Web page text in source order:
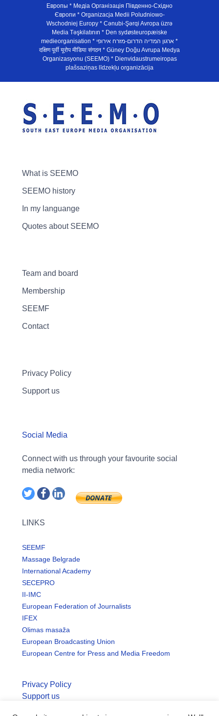
Европы * Медiа Органiзацiя Пiвденно-Схiдно
Європи * Organizacja Medii Poludniowo-
Wschodniej Europy * Cənubi-Şərqi Avropa üzrə
Media Təşkilatının * Den sydøsteuropæiske
medieorganisation * ארגון המדיה הדרום-מזרח אירופי *
दक्षिण पूर्वी यूरोप मीडिया संगठन * Güney Doğu Avrupa Medya
Organizasyonu (SEEMO) * Dienvidaustrumeiropas
plašsaziņas līdzekļu organizācija
What is SEEMO
SEEMO history
In my languange
Quotes about SEEMO
Team and board
Membership
SEEMF
Contact
Privacy Policy
Support us
Social Media
Connect with us through your favourite social
media network:
LINKS
SEEMF
Massage Belgrade
International Academy
SECEPRO
II-IMC
European Federation of Journalists
IFEX
Olimas masaža
European Broadcasting Union
European Centre for Press and Media Freedom
Privacy Policy
Support us